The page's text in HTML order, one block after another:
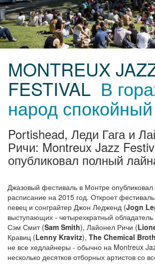
MONTREUX
FESTIVAL В
народ спокойный
Portishead, Леди Гага и
Ричи: Montreux Jazz
опубликовал полный
Джазовый фестиваль в Монтре
расписание на 2015 год. Откроет
певец и сонграйтер Джон Ледженд (Jogn
выступающих - четырехкратный
Сэм Смит (Sam Smith), Лайонел Ричи (
Кравиц (Lenny Kravitz), The Chemical
не все хедлайнеры - обычно на Montreux
несколько десятков отборных артистов со